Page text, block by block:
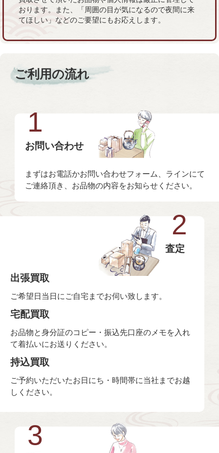
おります。また、「周囲の目が気になるので夜間に来
てほしい」などのご要望にもお応えします。
ご利用の流れ
1
お問い合わせ
まずはお電話かお問い合わせフォーム、ラインにて
ご連絡頂き、お品物の内容をお知らせください。
2
査定
出張買取
ご希望日当日にご自宅までお伺い致します。
宅配買取
お品物と身分証のコピー・振込先口座のメモを入れ
て着払いにお送りください。
持込買取
ご予約いただいたお日にち・時間帯に当社までお越
しください。
3